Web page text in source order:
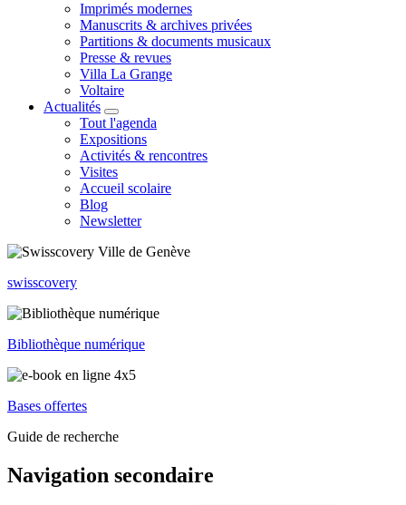
Imprimés modernes
Manuscrits & archives privées
Partitions & documents musicaux
Presse & revues
Villa La Grange
Voltaire
Actualités
Tout l'agenda
Expositions
Activités & rencontres
Visites
Accueil scolaire
Blog
Newsletter
swisscovery
Bibliothèque numérique
Bases offertes
Guide de recherche
Navigation secondaire